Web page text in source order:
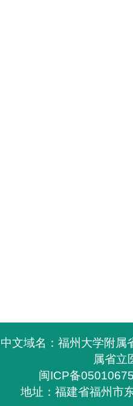
中文域名：福州大学附属
属省立
闽ICP备
地址：福建省福州市